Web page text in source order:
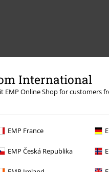
International
EMP Online Shop for customers
EMP France
EMP Česká Republika